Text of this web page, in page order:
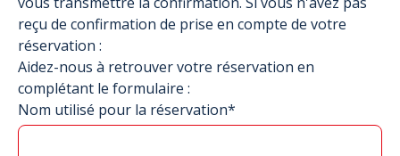
reçu de confirmation de prise en compte de votre
réservation :
Aidez-nous à retrouver votre réservation en
complétant le formulaire :
Nom utilisé pour la réservation*